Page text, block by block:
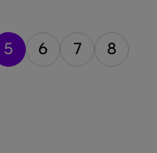
5 6 7 8